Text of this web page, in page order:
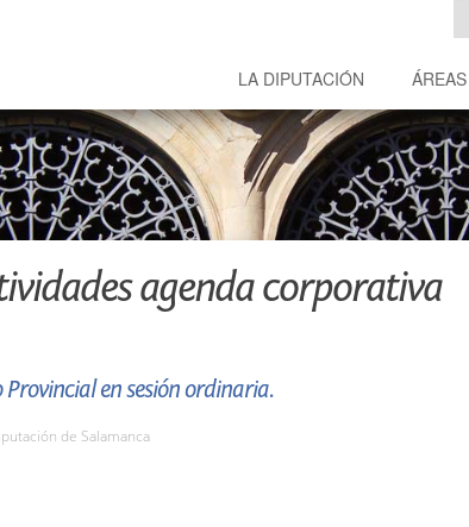
LA DIPUTACIÓN
agenda corporativa
Provincial en sesión ordinaria.
de Salamanca